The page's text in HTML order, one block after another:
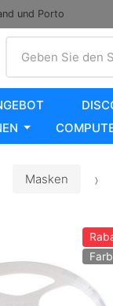
und Porto
Geben Sie den
Masken